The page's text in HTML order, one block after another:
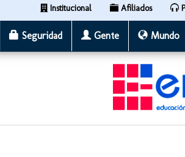
Institucional Afiliados
Seguridad Gente Mundo